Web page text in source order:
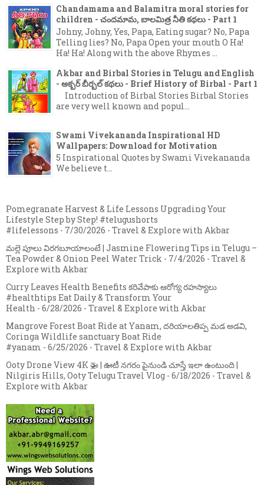
Chandamama and Balamitra moral stories for
children - చందమామ, బాలమిత్ర నీతి కథలు - Part 1
Johny, Johny, Yes, Papa, Eating sugar? No, Papa
Telling lies? No, Papa Open your mouth O Ha!
Ha! Ha! Along with the above Rhymes ...
Akbar and Birbal Stories in Telugu and English
- అక్బర్ బీర్బల్ కథలు - Brief History of Birbal - Part 1
Introduction of Birbal Stories Birbal Stories
are very well known and popul...
Swami Vivekananda Inspirational HD
Wallpapers: Download for Motivation
5 Inspirational Quotes by Swami Vivekananda
We believe t...
Pomegranate Harvest & Life Lessons Upgrading Your
Lifestyle Step by Step! #telugushorts
#lifelessons - 7/30/2026 - Travel & Explore with Akbar
మల్లె పూలు విరగబూయాలంటే | Jasmine Flowering Tips in Telugu –
Tea Powder & Onion Peel Water Trick - 7/4/2026 - Travel &
Explore with Akbar
Curry Leaves Health Benefits కరివేపాకు ఆరోగ్య రహస్యాలు
#healthtips Eat Daily & Transform Your
Health - 6/28/2026 - Travel & Explore with Akbar
Mangrove Forest Boat Ride at Yanam, దరియాలతిప్ప మడ అడవి,
Coringa Wildlife sanctuary Boat Ride
#yanam - 6/25/2026 - Travel & Explore with Akbar
Ooty Drone View 4K 🚁 | ఊటీ నగరం పైనుండి చూస్తే ఇలా ఉంటుంది |
Nilgiris Hills, Ooty Telugu Travel Vlog - 6/18/2026 - Travel &
Explore with Akbar